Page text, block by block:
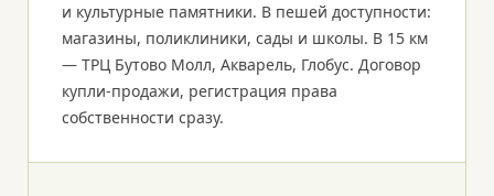
и культурные памятники. В пешей доступности:
магазины, поликлиники, сады и школы. В 15 км
— ТРЦ Бутово Молл, Акварель, Глобус. Договор
купли-продажи, регистрация права
собственности сразу.